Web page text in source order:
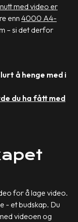
med video er
enn 4000 A4-
– si det derfor
å henge med i
du ha fått med
for å lage video.
- et budskap. Du
videoen og